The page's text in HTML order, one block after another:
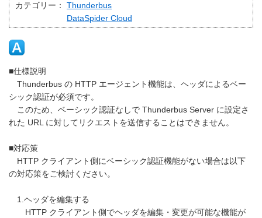
カテゴリー：
Thunderbus
DataSpider Cloud
■仕様説明
Thunderbus の HTTP エージェント機能は、ヘッダによるベー
シック認証が必須です。
このため、ベーシック認証なしで Thunderbus Server に設定さ
れた URL に対してリクエストを送信することはできません。
■対応策
HTTP クライアント側にベーシック認証機能がない場合は以下
の対応策をご検討ください。
1.ヘッダを編集する
HTTP クライアント側でヘッダを編集・変更が可能な機能が